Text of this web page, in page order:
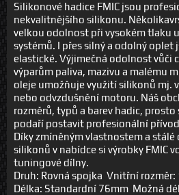
Silikonové hadice FMIC jsou
nekvalitnějšího silikonu.
velkou odolnost při vysokém tlaku
systémů. I přes silný a odolný oplet
elastické. Výjimečná odolnost vůči
výparům paliva, mazivu a malému
oleje umožňuje využití silikonů mj.
nebo odvzdušnění motoru. Náš
rozměrů, typů a barev hadic, prosto
podaří postavit profesionální
Díky zmíněným vlastnostem a
silikonů v nabídce si výrobky FMIC
tuningové dílny.
Druh: Rovná spojka Vnitřní rozměr:
Délka: Standardní 76mm Možná